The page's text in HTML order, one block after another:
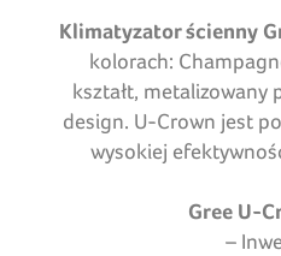
Klimatyzator ścienny
kolorach:
kształt, metalizowany
design. U-Crown jest
wysokiej
Gree U-
–